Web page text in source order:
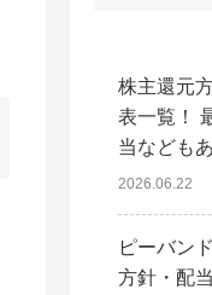
株主還元
表一覧！
当なども
2026.06.22
ピーバン
方針・配